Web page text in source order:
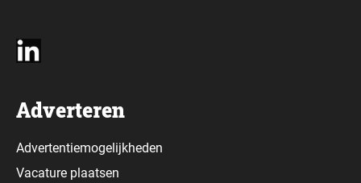
Adverteren
Advertentiemogelijkheden
Vacature plaatsen